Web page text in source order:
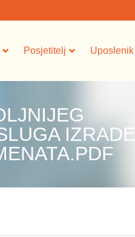
Posjetitelj Uposlenik
IZRADE